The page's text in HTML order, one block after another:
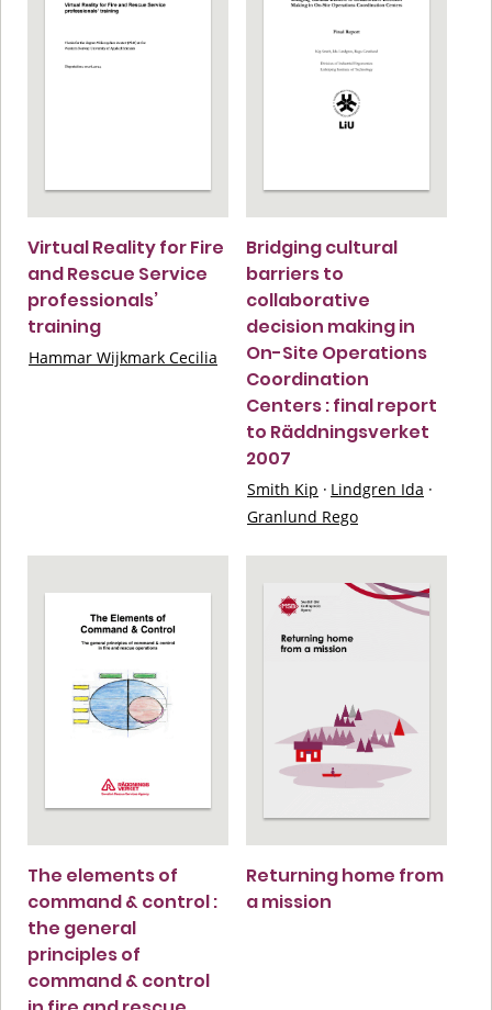
Virtual Reality for Fire
and Rescue Service
professionals’
training
Hammar Wijkmark Cecilia
Bridging cultural
barriers to
collaborative
decision making in
On-Site Operations
Coordination
Centers : final report
to Räddningsverket
2007
Smith Kip · Lindgren Ida ·
Granlund Rego
The elements of
command & control :
the general
principles of
command & control
Returning home from
a mission